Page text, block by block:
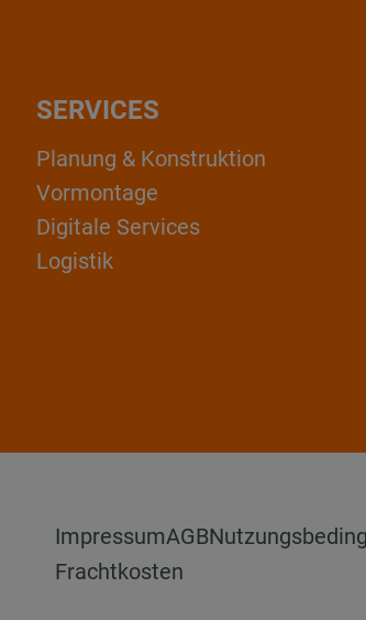
SERVICES
Planung & Konstruktion
Vormontage
Digitale Services
Logistik
ImpressumAGB
Frachtkosten